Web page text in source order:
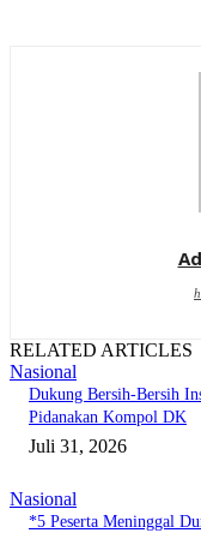
RELATED ARTICLES
Nasional
Dukung Bersih-Bersih
Pidanakan Kompol DK
Juli 31, 2026
Nasional
*5 Peserta Meninggal